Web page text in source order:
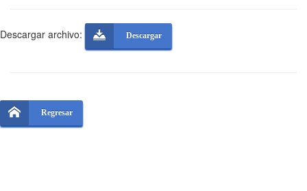
Descargar archivo: Descargar
Regresar